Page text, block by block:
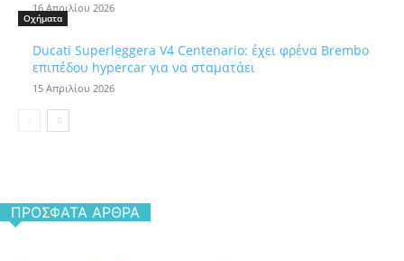
16 Απριλίου 2026
Οχήματα
Ducati Superleggera V4 Centenario: έχει φρένα Brembo
επιπέδου hypercar για να σταματάει
15 Απριλίου 2026
ΠΡΌΣΦΑΤΑ ΆΡΘΡΑ